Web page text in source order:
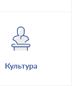
Культура